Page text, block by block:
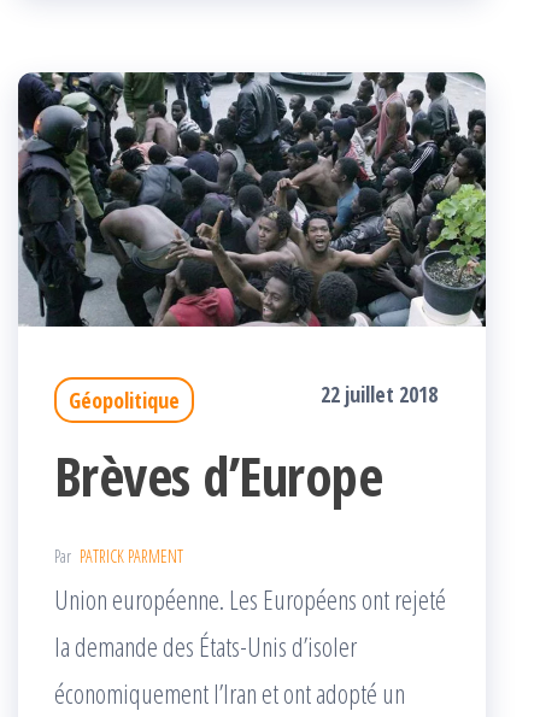
Géopolitique 22 juillet 2018
Brèves d’Europe
Par PATRICK PARMENT
Union européenne. Les Européens ont rejeté
la demande des États-Unis d’isoler
économiquement l’Iran et ont adopté un